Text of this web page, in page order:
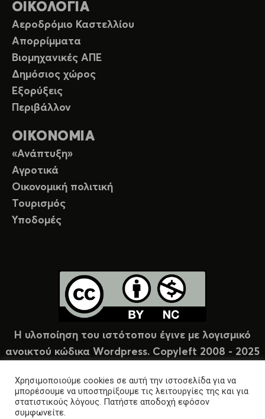
ΟΙΚΟΛΟΓΙΑ
Αεροδρόμιο Καστελλίου
Απορρίμματα
Βιομηχανικές ΑΠΕ
Δημόσιος χώρος
Εξορύξεις
Περιβάλλον
ΟΙΚΟΝΟΜΙΑ
«Ανάπτυξη»
Αγροτικά
Οικονομική πολιτική
Τουρισμός
Υποδομές
Η υλοποίηση του ιστότοπου έγινε με λογισμικό
ανοικτού κώδικα Wordpress. Copyleft 2008 - 2025
Χρησιμοποιούμε cookies σε αυτή την ιστοσελίδα για να
μπορέσουμε να υποστηρίξουμε τις λειτουργίες της και για
στατιστικούς λόγους. Πατήστε αποδοχή εφόσον
συμφωνείτε.